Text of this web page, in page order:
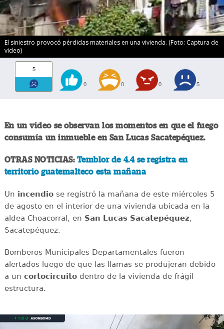
El siniestro provocó pérdidas materiales en una vivienda. (Foto: Captura de
video)
5
0 0 0 5
En un video se observan los momentos en que el fuego
consumía un inmueble en San Lucas Sacatepéquez.
OTRAS NOTICIAS: Temblor de 4.4 se registra en
territorio guatemalteco esta mañana
Un incendiose registró la mañana de este miércoles 5
de agosto en el interior de una vivienda ubicada en la
aldea Choacorral, en San Lucas Sacatepéquez,
Sacatepéquez.
Bomberos Municipales Departamentales fueron
alertados luego de que las llamas se produjeran debido
a un cortocircuitodentro de la vivienda de frágil
estructura.